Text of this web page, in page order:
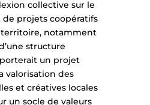
collective sur le
projets coopératifs
territoire, notamment
structure
un projet
valorisation des
et créatives locales
un socle de valeurs